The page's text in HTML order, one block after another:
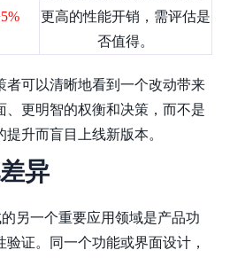
更高的性能开销，需评估是
否值得。
者可以清晰地看到一个改动带来
、更明智的权衡和决策，而不是
升而盲目上线新版本。
异
另一个重要应用领域是产品功
证。同一个功能或界面设计，